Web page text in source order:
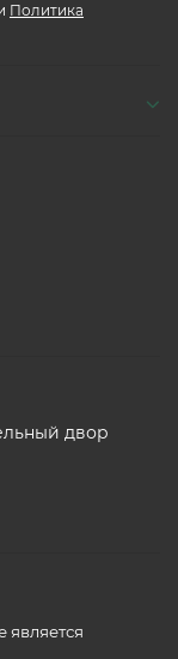
Политика
двор
является